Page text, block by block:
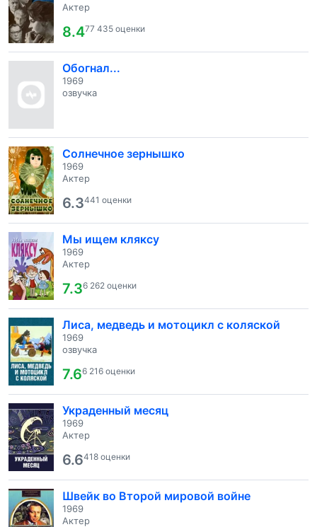
Актер
8.477 435 оценки
Обогнал...
1969
озвучка
Солнечное зернышко
1969
Актер
6.3441 оценки
Мы ищем кляксу
1969
Актер
7.36 262 оценки
Лиса, медведь и мотоцикл с коляской
1969
озвучка
7.66 216 оценки
Украденный месяц
1969
Актер
6.6418 оценки
Швейк во Второй мировой войне
1969
Актер